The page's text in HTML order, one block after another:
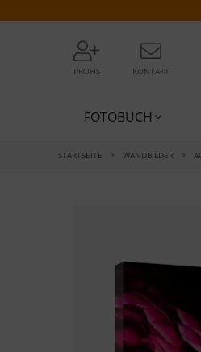
PROFIS KONTAKT
FOTOBUCH
STARTSEITE WANDBILDER